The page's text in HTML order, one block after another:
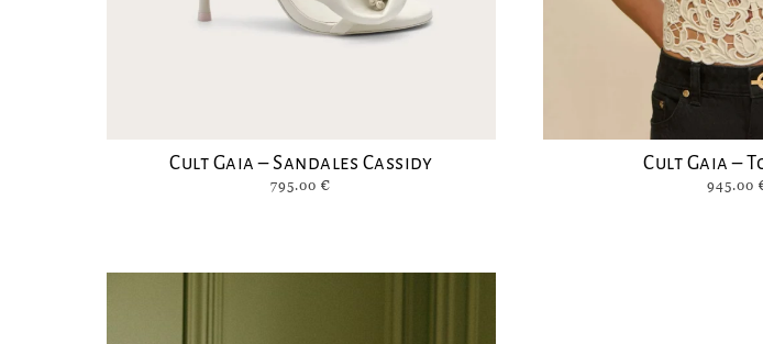
Cult Gaia – Sandales Cassidy
795.00€
Cult Gaia –
945.00